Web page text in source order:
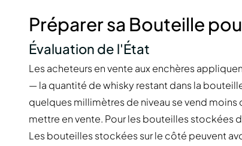
Préparer sa Bouteille
Évaluation de l'État
Les acheteurs en vente aux enchères
— la quantité de whisky restant dans la
quelques millimètres de niveau se vend
mettre en vente. Pour les bouteilles stockées
Les bouteilles stockées sur le côté peuvent